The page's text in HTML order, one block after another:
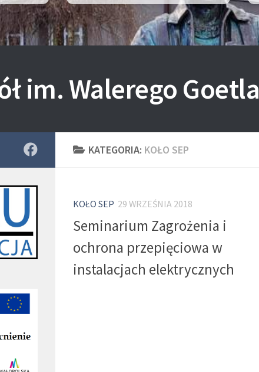
im. Walerego Goetla
KATEGORIA: KOŁO SEP
KOŁO SEP 29 WRZEŚNIA 2018
Seminarium Zagrożenia i
ochrona przepięciowa w
instalacjach elektrycznych